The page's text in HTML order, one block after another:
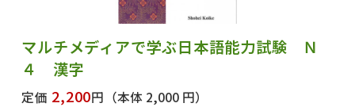
マルチメディアで学ぶ日本語能力試験 Ｎ
４ 漢字
定価 2,200円 （本体 2,000 円）